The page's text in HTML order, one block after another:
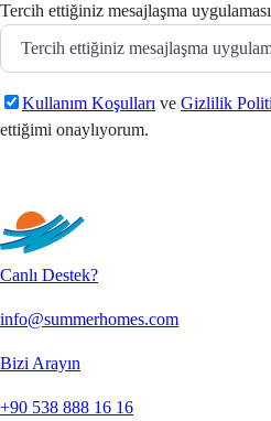
Tercih ettiğiniz mesajlaşma
Kullanım Koşulları ve Gizlilik
ettiğimi onaylıyorum.
Canlı Destek?
info@summerhomes.com
Bizi Arayın
+90 538 888 16 16